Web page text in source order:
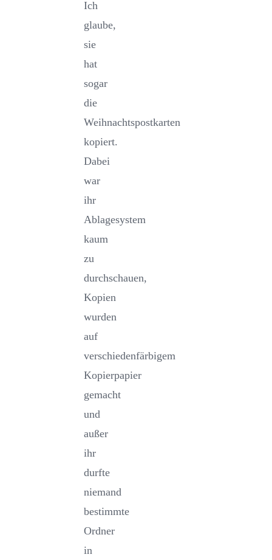
Ich
glaube,
sie
hat
sogar
die
Weihnachtspostkarten
kopiert.
Dabei
war
ihr
Ablagesystem
kaum
zu
durchschauen,
Kopien
wurden
auf
verschiedenfärbigem
Kopierpapier
gemacht
und
außer
ihr
durfte
niemand
bestimmte
Ordner
in